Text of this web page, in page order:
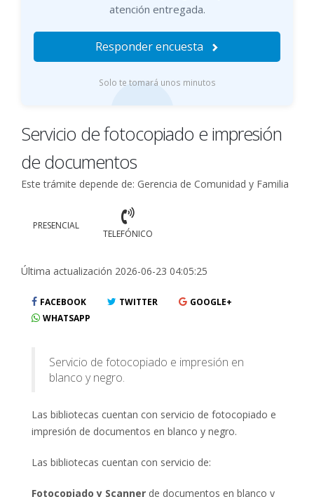
atención entregada.
Responder encuesta
Solo te tomará unos minutos
Servicio de fotocopiado e impresión
de documentos
Este trámite depende de: Gerencia de Comunidad y Familia
PRESENCIAL
TELEFÓNICO
Última actualización 2026-06-23 04:05:25
FACEBOOK TWITTER
GOOGLE+
WHATSAPP
Servicio de fotocopiado e impresión en
blanco y negro.
Las bibliotecas cuentan con servicio de fotocopiado e
impresión de documentos en blanco y negro.
Las bibliotecas cuentan con servicio de:
Fotocopiado y Scanner de documentos en blanco y